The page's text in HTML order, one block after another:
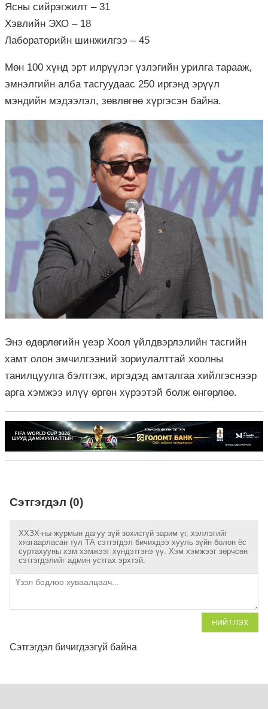
Ясны сийрэгжилт – 31
Хэвлийн ЭХО – 18
Лабораторийн шинжилгээ – 45
Мөн 100 хүнд эрт илрүүлэг үзлэгийн урилга тарааж,
эмнэлгийн алба тасгуудаас 250 иргэнд эрүүл
мэндийн мэдээлэл, зөвлөгөө хүргэсэн байна.
Энэ өдөрлөгийн үеэр Хоол үйлдвэрлэлийн тасгийн
хамт олон эмчилгээний зориулалттай хоолны
танилцуулга бэлтгэж, иргэдэд амталгаа хийлгэснээр
арга хэмжээ илүү өргөн хүрээтэй болж өнгөрлөө.
Сэтгэгдэл (0)
ХХЗХ-ны журмын дагуу зүй зохисгүй зарим үг, хэллэгийг
хязгаарласан тул ТА сэтгэгдэл бичихдээ хууль зүйн болон ёс
суртахууны хэм хэмжээг хүндэтгэнэ үү. Хэм хэмжээг зөрчсөн
сэтгэгдэлийг админ устгах эрхтэй.
НИЙТЛЭХ
Сэтгэгдэл бичигдээгүй байна